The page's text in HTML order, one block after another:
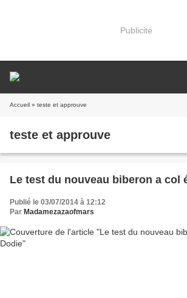
Publicité
Accueil » teste et approuve
teste et approuve
Le test du nouveau biberon a col
Publié le 03/07/2014 à 12:12
Par Madamezazaofmars